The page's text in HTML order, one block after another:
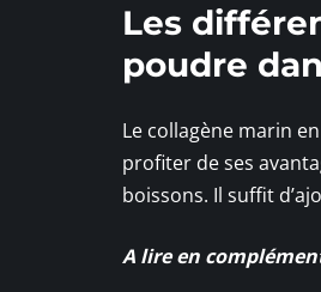
Les
poudre
Le collagène marin
profiter de ses
boissons. Il suffit
A lire en